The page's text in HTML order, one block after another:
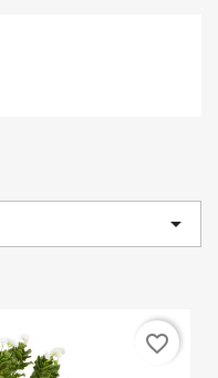

favorite_border